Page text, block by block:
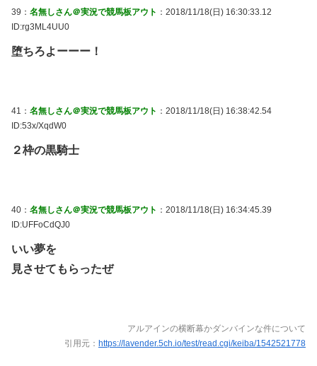
39： 名無しさん＠実況で競馬板アウト ：2018/11/18(日) 16:30:33.12
ID:rg3ML4UU0
堕ちろよーーー！
41： 名無しさん＠実況で競馬板アウト ：2018/11/18(日) 16:38:42.54
ID:53x/XqdW0
２枠の黒騎士
40： 名無しさん＠実況で競馬板アウト ：2018/11/18(日) 16:34:45.39
ID:UFFoCdQJ0
いい夢を
見させてもらったぜ
アルアインの横断幕かダンバインな件について
引用元： https://lavender.5ch.io/test/read.cgi/keiba/1542521778